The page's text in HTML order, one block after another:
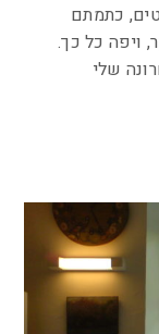
כתמתם
ויפה כל כך.
שלי